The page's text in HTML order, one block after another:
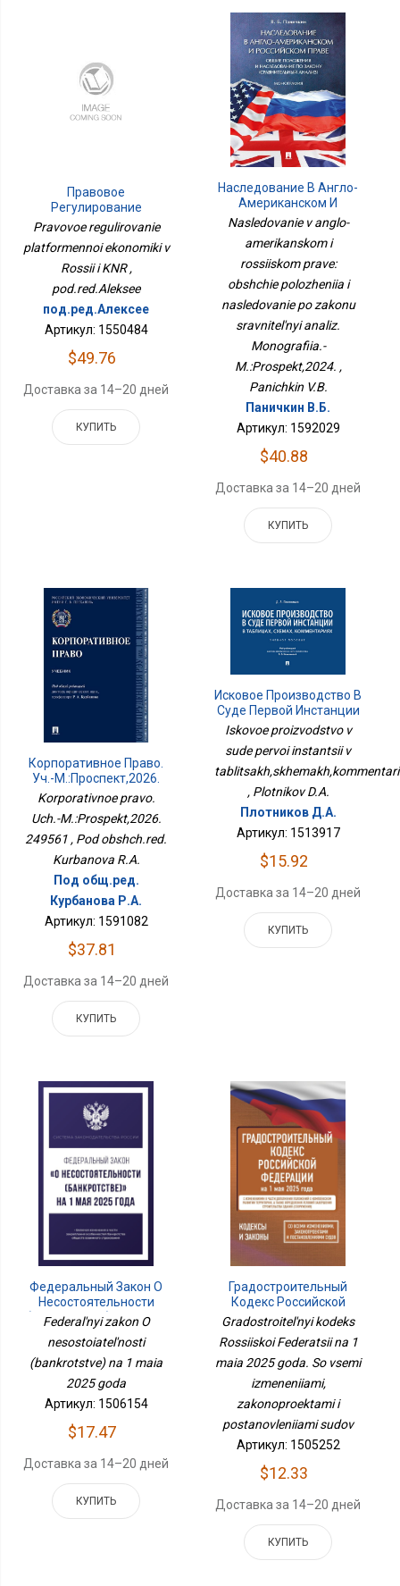
Правовое
Регулирование
Платформенной
Экономики В России И
КНР
Pravovoe regulirovanie
platformennoi ekonomiki v
Rossii i KNR ,
pod.red.Aleksee
под.ред.Алексее
Артикул: 1550484
$49.76
Доставка за 14–20 дней
КУПИТЬ
Наследование В Англо-
Американском И
Российском Праве:
Общие Положения И
Наследование По
Закону Сравнительный
Анализ. Монография.-
М.:Проспект,2024.
Nasledovanie v anglo-
amerikanskom i
rossiiskom prave:
obshchie polozheniia i
nasledovanie po zakonu
sravnitel'nyi analiz.
Monografiia.-
M.:Prospekt,2024. ,
Panichkin V.B.
Паничкин В.Б.
Артикул: 1592029
$40.88
Доставка за 14–20 дней
КУПИТЬ
Корпоративное Право.
Уч.-М.:Проспект,2026.
249561
Korporativnoe pravo.
Uch.-M.:Prospekt,2026.
249561 , Pod obshch.red.
Kurbanova R.A.
Под общ.ред.
Курбанова Р.А.
Артикул: 1591082
$37.81
Доставка за 14–20 дней
КУПИТЬ
Исковое Производство В
Суде Первой Инстанции
В
Iskovoe proizvodstvo v
sude pervoi instantsii v
, Plotnikov D.A.
Плотников Д.А.
Артикул: 1513917
$15.92
Доставка за 14–20 дней
КУПИТЬ
Федеральный Закон О
Несостоятельности
(банкротстве) На 1 Мая
2025 Года
Federal'nyi zakon O
nesostoiatel'nosti
(bankrotstve) na 1 maia
2025 goda
Артикул: 1506154
$17.47
Доставка за 14–20 дней
КУПИТЬ
Градостроительный
Кодекс Российской
Федерации На 1 Мая
2025 Года. Со Всеми
Изменениями,
Законопроектами И
Постановлениями Судов
Gradostroitel'nyi kodeks
Rossiiskoi Federatsii na 1
maia 2025 goda. So vsemi
izmeneniiami,
zakonoproektami i
postanovleniiami sudov
Артикул: 1505252
$12.33
Доставка за 14–20 дней
КУПИТЬ